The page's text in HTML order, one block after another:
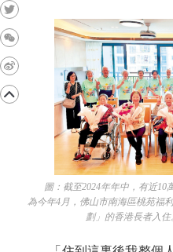
圖：截至2024年年中，有近10
為今年4月，佛山市南海區桃苑福
劃」的香港長者入